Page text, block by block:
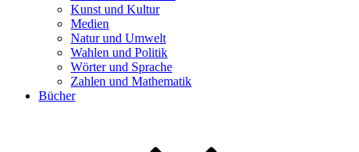
Kunst und Kultur
Medien
Natur und Umwelt
Wahlen und Politik
Wörter und Sprache
Zahlen und Mathematik
Bücher